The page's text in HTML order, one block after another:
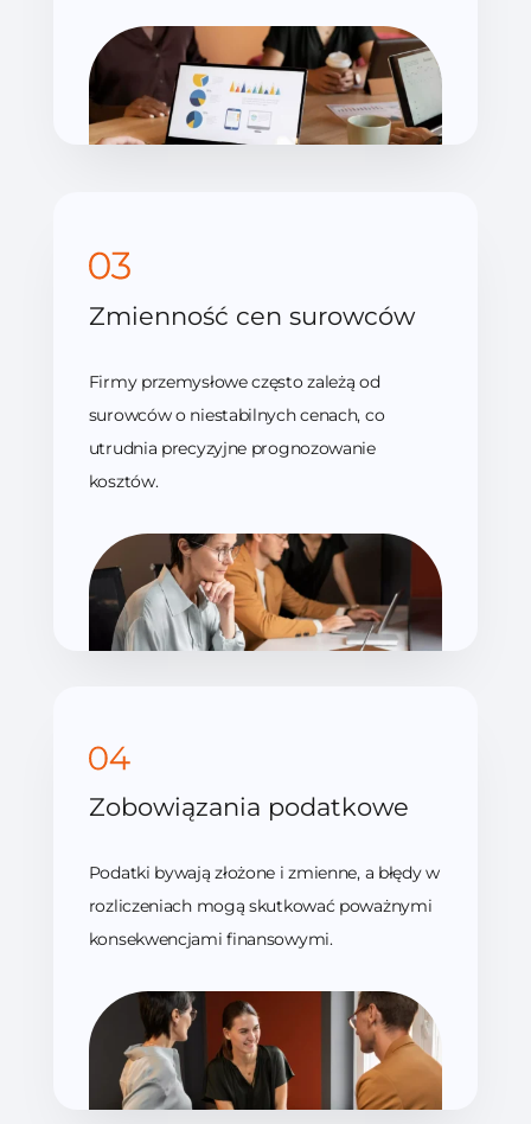
Zmienność cen surowców
Firmy przemysłowe często zależą od
surowców o niestabilnych cenach, co
utrudnia precyzyjne prognozowanie
kosztów.
Zobowiązania podatkowe
Podatki bywają złożone i zmienne, a błędy w
rozliczeniach mogą skutkować poważnymi
konsekwencjami finansowymi.